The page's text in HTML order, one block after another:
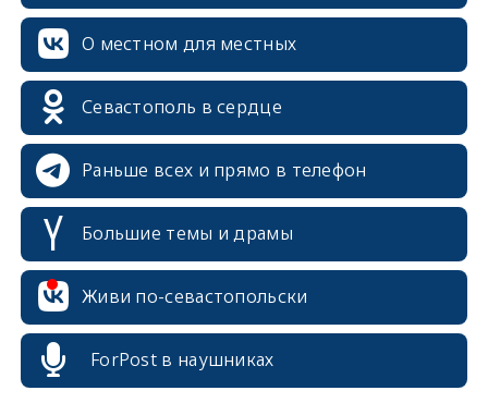
О местном для местных
Севастополь в сердце
Раньше всех и прямо в телефон
Большие темы и драмы
Живи по-севастопольски
ForPost в наушниках